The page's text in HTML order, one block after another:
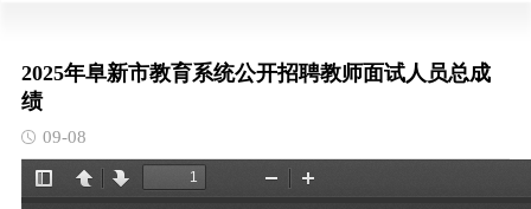
2025年阜新市教育系统公开招聘教师面试人员总成
绩
09-08